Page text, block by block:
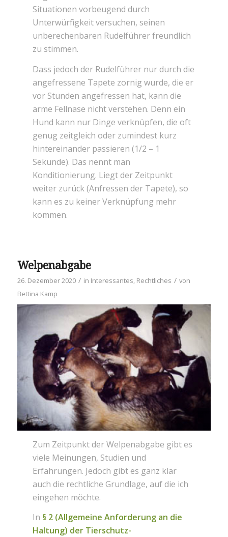
Situationen vorbeugend durch
Unterwürfigkeit versuchen, seinen
unberechenbaren Rudelführer freundlich
zu stimmen.
Dass jedoch der Rudelführer nur durch die
angefressene Tapete zornig wurde, die er
vor Stunden angefressen hat, kann die
arme Fellnase nicht verstehen. Denn ein
Hund kann nur Dinge verknüpfen, die oft
genug zeitgleich oder zumindest kurz
hintereinander passieren (1/2 – 1
Sekunde). Das nennt man
Konditionierung. Liegt der Zeitpunkt
weiter zurück (Anfressen der Tapete), so
kann es zu keiner Verknüpfung mehr
kommen.
Welpenabgabe
26. Dezember 2020 / in Interessantes, Rechtliches / von
Bettina Kamp
Zum Zeitpunkt der Welpenabgabe gibt es
viele Meinungen, Studien und
Erfahrungen. Jedoch gibt es ganz klar
auch die rechtliche Grundlage, auf die ich
eingehen möchte.
In § 2 (Allgemeine Anforderung an die
Haltung) der Tierschutz-